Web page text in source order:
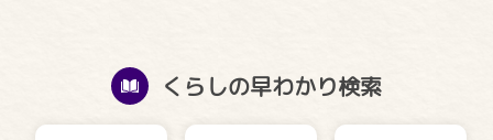
くらしの早わかり検索